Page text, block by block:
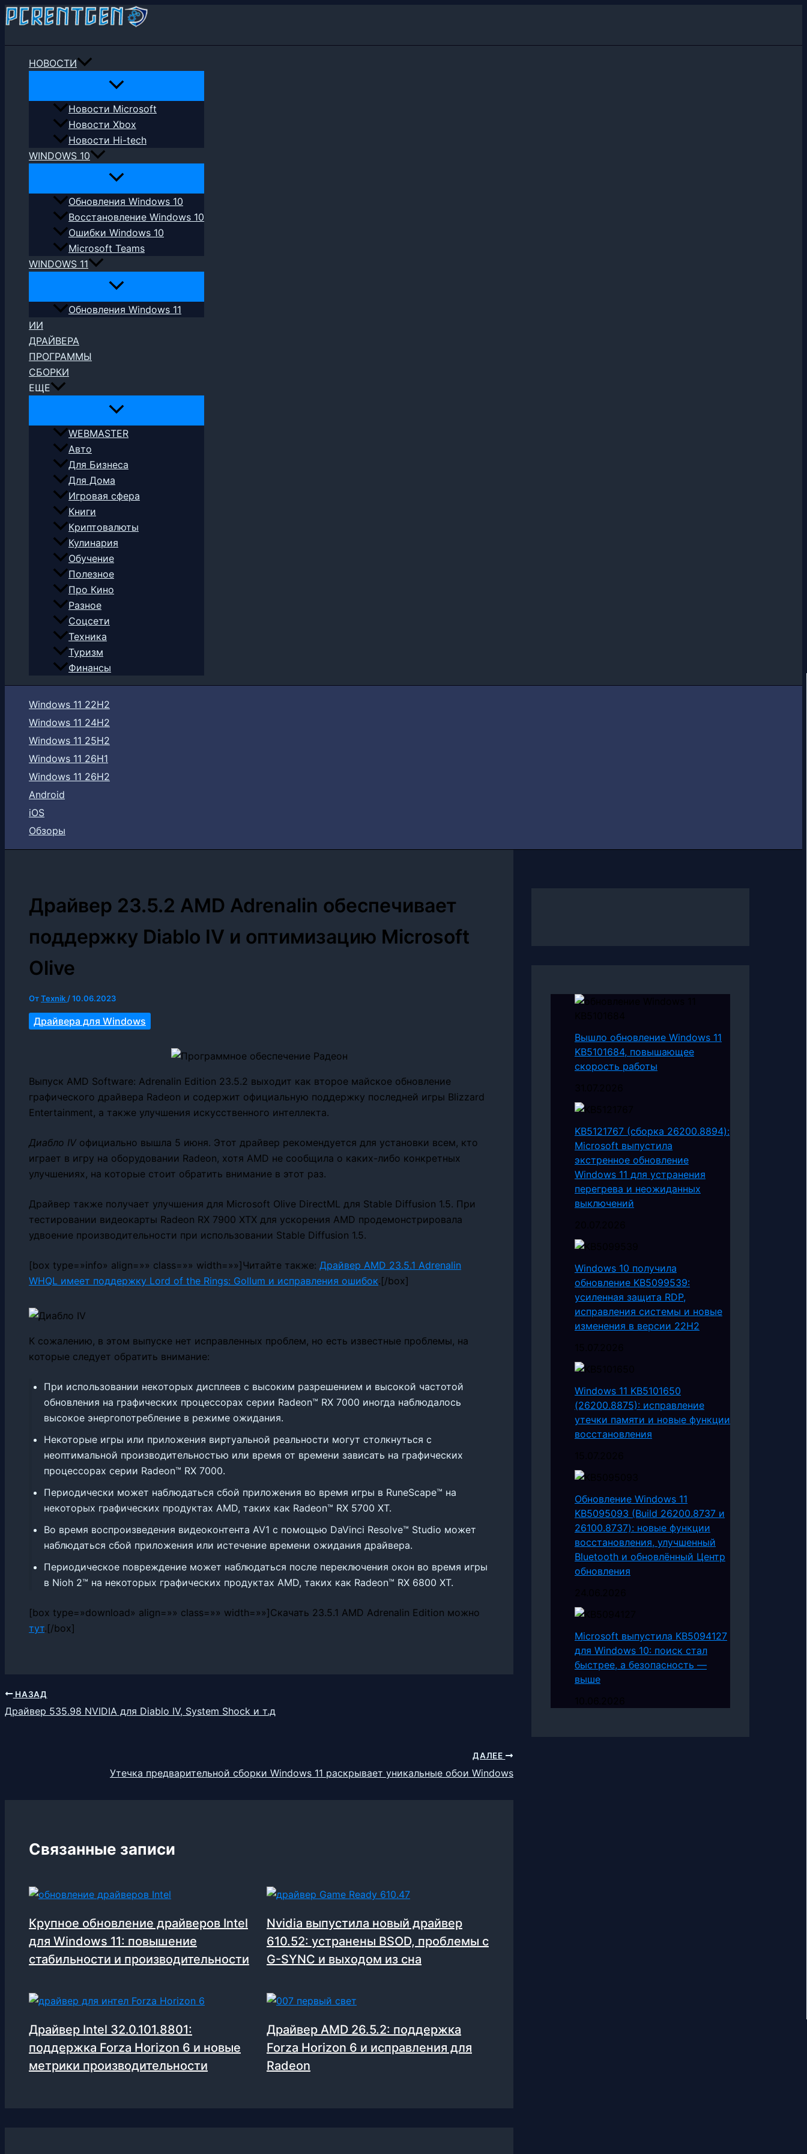
Перейти
к
содержимому
НОВОСТИ
Новости Microsoft
Новости Xbox
Новости Hi-tech
WINDOWS 10
Обновления Windows 10
Восстановление Windows 10
Ошибки Windows 10
Microsoft Teams
WINDOWS 11
Обновления Windows 11
ИИ
ДРАЙВЕРА
ПРОГРАММЫ
СБОРКИ
ЕЩЕ
WEBMASTER
Авто
Для Бизнеса
Для Дома
Игровая сфера
Книги
Криптовалюты
Кулинария
Обучение
Полезное
Про Кино
Разное
Соцсети
Техника
Туризм
Финансы
Windows 11 22H2
Windows 11 24H2
Windows 11 25H2
Windows 11 26H1
Windows 11 26H2
Android
iOS
Обзоры
Драйвер 23.5.2 AMD Adrenalin обеспечивает
поддержку Diablo IV и оптимизацию Microsoft
Olive
ОтTexnik /10.06.2023
Драйвера для Windows
Выпуск AMD Software: Adrenalin Edition 23.5.2 выходит как второе майское обновление
графического драйвера Radeon и содержит официальную поддержку последней игры Blizzard
Entertainment, а также улучшения искусственного интеллекта.
Диабло IV официально вышла 5 июня. Этот драйвер рекомендуется для установки всем, кто
играет в игру на оборудовании Radeon, хотя AMD не сообщила о каких-либо конкретных
улучшениях, на которые стоит обратить внимание в этот раз.
Драйвер также получает улучшения для Microsoft Olive DirectML для Stable Diffusion 1.5. При
тестировании видеокарты Radeon RX 7900 XTX для ускорения AMD продемонстрировала
удвоение производительности при использовании Stable Diffusion 1.5.
[box type=»info» align=»» class=»» width=»»]Читайте также: Драйвер AMD 23.5.1 Adrenalin
WHQL имеет поддержку Lord of the Rings: Gollum и исправления ошибок.[/box]
К сожалению, в этом выпуске нет исправленных проблем, но есть известные проблемы, на
которые следует обратить внимание:
При использовании некоторых дисплеев с высоким разрешением и высокой частотой
обновления на графических процессорах серии Radeon™ RX 7000 иногда наблюдалось
высокое энергопотребление в режиме ожидания.
Некоторые игры или приложения виртуальной реальности могут столкнуться с
неоптимальной производительностью или время от времени зависать на графических
процессорах серии Radeon™ RX 7000.
Периодически может наблюдаться сбой приложения во время игры в RuneScape™ на
некоторых графических продуктах AMD, таких как Radeon™ RX 5700 XT.
Во время воспроизведения видеоконтента AV1 с помощью DaVinci Resolve™ Studio может
наблюдаться сбой приложения или истечение времени ожидания драйвера.
Периодическое повреждение может наблюдаться после переключения окон во время игры
в Nioh 2™ на некоторых графических продуктах AMD, таких как Radeon™ RX 6800 XT.
[box type=»download» align=»» class=»» width=»»]Скачать 23.5.1 AMD Adrenalin Edition можно
тут.[/box]
НАЗАД
Драйвер 535.98 NVIDIA для Diablo IV, System Shock и т.д
ДАЛЕЕ
Утечка предварительной сборки Windows 11 раскрывает уникальные обои Windows
Связанные записи
Крупное обновление драйверов Intel
для Windows 11: повышение
стабильности и производительности
Nvidia выпустила новый драйвер
610.52: устранены BSOD, проблемы с
G-SYNC и выходом из сна
Драйвер Intel 32.0.101.8801:
поддержка Forza Horizon 6 и новые
метрики производительности
Драйвер AMD 26.5.2: поддержка
Forza Horizon 6 и исправления для
Radeon
Вышло обновление Windows 11
KB5101684, повышающее
скорость работы
KB5121767 (сборка 26200.8894):
Microsoft выпустила
экстренное обновление
Windows 11 для устранения
перегрева и неожиданных
выключений
Windows 10 получила
обновление KB5099539:
усиленная защита RDP,
исправления системы и новые
изменения в версии 22H2
Windows 11 KB5101650
(26200.8875): исправление
утечки памяти и новые функции
восстановления
Обновление Windows 11
KB5095093 (Build 26200.8737 и
26100.8737): новые функции
восстановления, улучшенный
Bluetooth и обновлённый Центр
обновления
Microsoft выпустила KB5094127
для Windows 10: поиск стал
быстрее, а безопасность —
выше